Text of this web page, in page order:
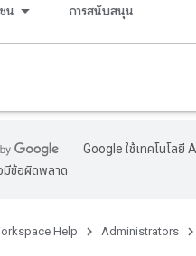
น การสนับสนุน
Google ใช้เทคโนโล
มีข้อผิดพลาด
Help Administrators